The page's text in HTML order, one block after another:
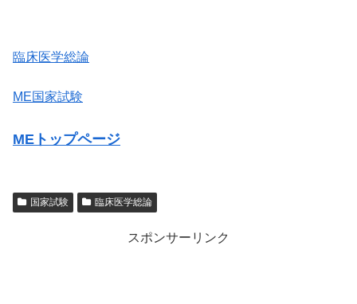
臨床医学総論
ME国家試験
MEトップページ
国家試験 臨床医学総論
スポンサーリンク